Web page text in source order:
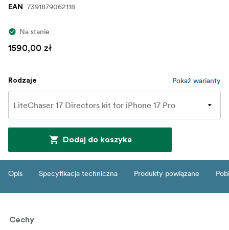
EAN 7391879062118
Na stanie
1590,00 zł
Rodzaje Pokaż warianty
Dodaj do koszyka
Opis Specyfikacja techniczna Produkty powiązane
Cechy